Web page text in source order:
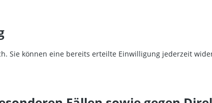
Sie können eine bereits erteilte Einwilligung jederzeit